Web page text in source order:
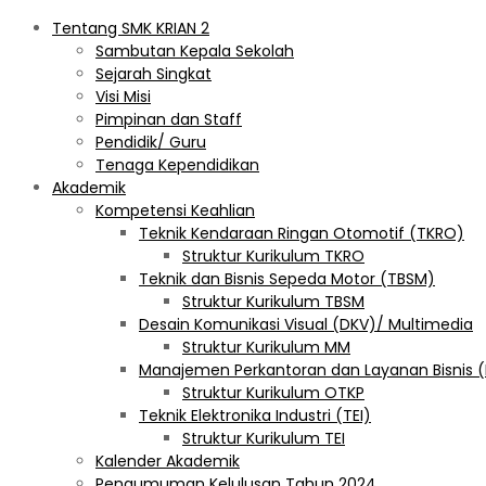
Tentang SMK KRIAN 2
Sambutan Kepala Sekolah
Sejarah Singkat
Visi Misi
Pimpinan dan Staff
Pendidik/ Guru
Tenaga Kependidikan
Akademik
Kompetensi Keahlian
Teknik Kendaraan Ringan Otomotif (TKRO)
Struktur Kurikulum TKRO
Teknik dan Bisnis Sepeda Motor (TBSM)
Struktur Kurikulum TBSM
Desain Komunikasi Visual (DKV)/ Multimedia
Struktur Kurikulum MM
Manajemen Perkantoran dan Layanan Bisnis
Struktur Kurikulum OTKP
Teknik Elektronika Industri (TEI)
Struktur Kurikulum TEI
Kalender Akademik